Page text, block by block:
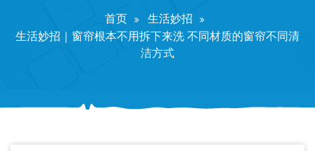
首页
生活妙招
生活妙招｜窗帘根本不用拆下来洗 不同材质的窗帘不同清
洁方式